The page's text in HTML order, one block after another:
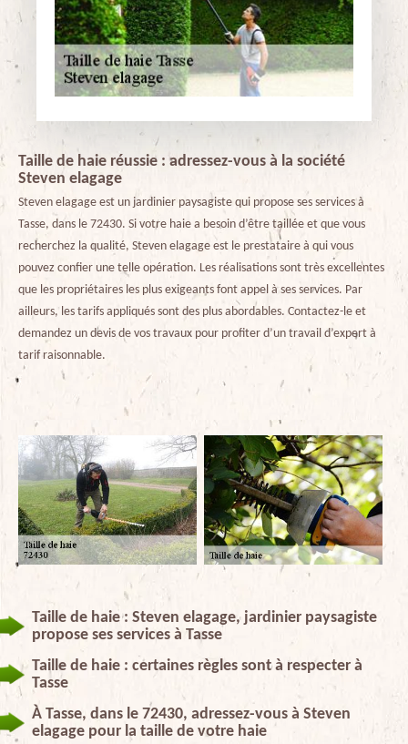
Taille de haie réussie : adressez-vous à la société
Steven elagage
Steven elagage est un jardinier paysagiste qui propose ses services à
Tasse, dans le 72430. Si votre haie a besoin d’être taillée et que vous
recherchez la qualité, Steven elagage est le prestataire à qui vous
pouvez confier une telle opération. Les réalisations sont très excellentes
que les propriétaires les plus exigeants font appel à ses services. Par
ailleurs, les tarifs appliqués sont des plus abordables. Contactez-le et
demandez un devis de vos travaux pour profiter d’un travail d’expert à
tarif raisonnable.
Taille de haie : Steven elagage, jardinier paysagiste
propose ses services à Tasse
Taille de haie : certaines règles sont à respecter à
Tasse
À Tasse, dans le 72430, adressez-vous à Steven
elagage pour la taille de votre haie